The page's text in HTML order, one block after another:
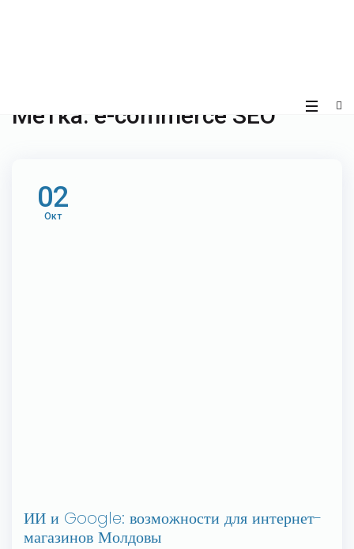
Метка: e-commerce SEO
02
Окт
ИИ и Google: возможности для интернет-
магазинов Молдовы